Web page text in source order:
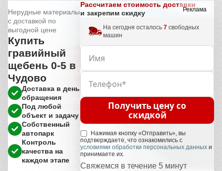
Реклама
Нерудные материалы
с доставкой по
выгодной цене
Купить
гравийный
щебень 0-5 в
Чудово
Доставка в день
обращения
Под любой
объект и задачу
Собственный
автопарк
Контроль
качества на
каждом этапе
Рассчитаем стоимость доставки
и закрепим скидку
На сегодня осталось7 свободных
машин
Получить цену со
скидкой
Нажимая кнопку «Отправить», вы
подтверждаете, что ознакомились с
условиями обработки персональных данных и
принимаете их.
Свяжемся в течение 5 минут